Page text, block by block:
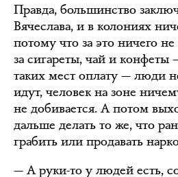
Правда, большинство
Вячеслава, и в колониях
потому что за это ничего не
за сигареты, чай и
таких мест оплату — люди
идут, человек на зоне
не добивается. А потом
дальше делать то же, что
грабить или продавать
— А руки-то у людей есть,